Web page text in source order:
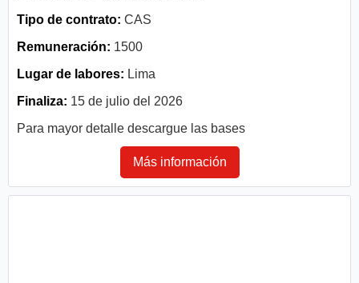
Tipo de contrato: CAS
Remuneración: 1500
Lugar de labores: Lima
Finaliza: 15 de julio del 2026
Para mayor detalle descargue las bases
Más información